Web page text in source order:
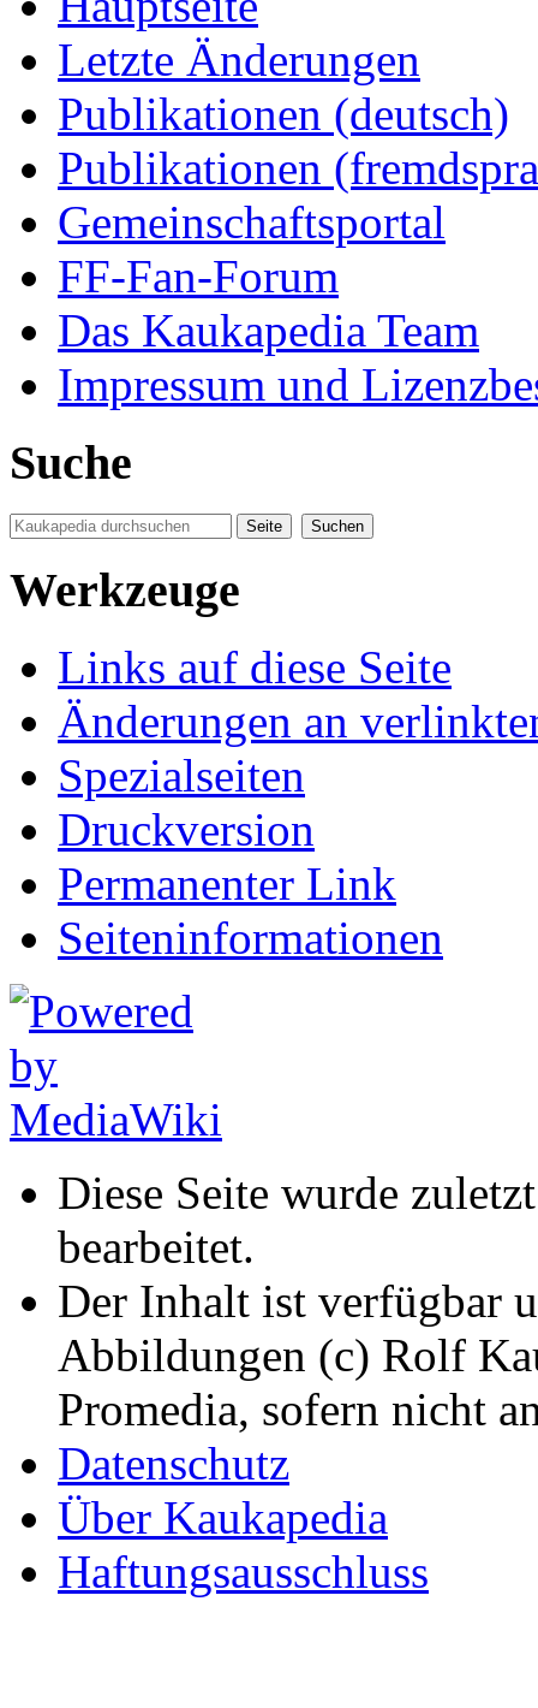
Letzte Änderungen
Publikationen (deutsch)
Publikationen
Gemeinschaftsportal
FF-Fan-Forum
Das Kaukapedia Team
Impressum und
Suche
Werkzeuge
Links auf diese Seite
Änderungen an
Spezialseiten
Druckversion
Permanenter Link
Seiten­informationen
Diese Seite wurde
bearbeitet.
Der Inhalt ist verfügbar
Abbildungen (c) Rolf
Promedia, sofern nicht
Datenschutz
Über Kaukapedia
Haftungsausschluss